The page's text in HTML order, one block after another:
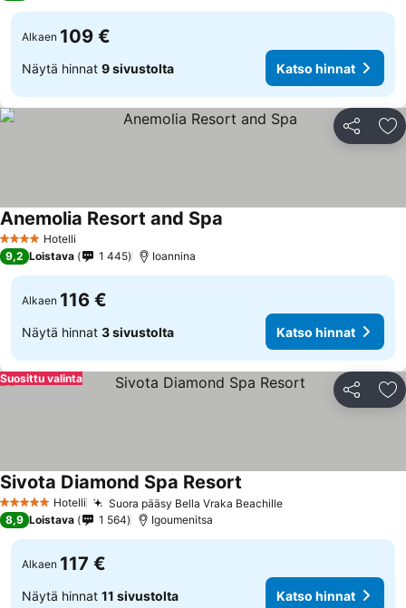
Alkaen 109 €
Näytä hinnat 9 sivustolta Katso hinnat
Jaa
4 Tähtiluokitus
Hotelli
Anemolia Resort and Spa
9,2 Loistava 1 445 Ioannina
Alkaen 116 €
Näytä hinnat 3 sivustolta Katso hinnat
Jaa
Suosittu valinta
5 Tähtiluokitus
Hotelli Suora pääsy Bella Vraka BeachilleKatso hinnat
Sivota Diamond Spa Resort
8,9 Loistava 1 564 Igoumenitsa
Alkaen 117 €
Näytä hinnat 11 sivustolta Katso hinnat